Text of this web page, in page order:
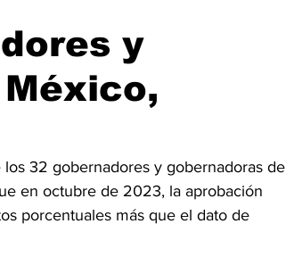
y
32 gobernadores y gobernadoras de
en octubre de 2023, la aprobación
porcentuales más que el dato de